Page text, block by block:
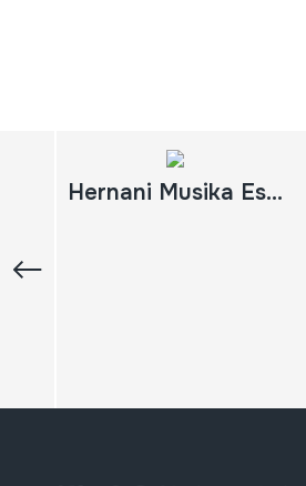
Hernani Musika Eskola Publikoa Santa Zezilia eguneko ikasleen kontzertua. 2011, azaroak 22, asteartea. Sandiusterri